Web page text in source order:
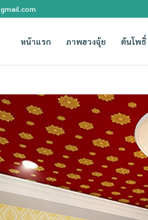
หน้าแรก ภาพฮวงจุ้ย ต้นโพธิ์